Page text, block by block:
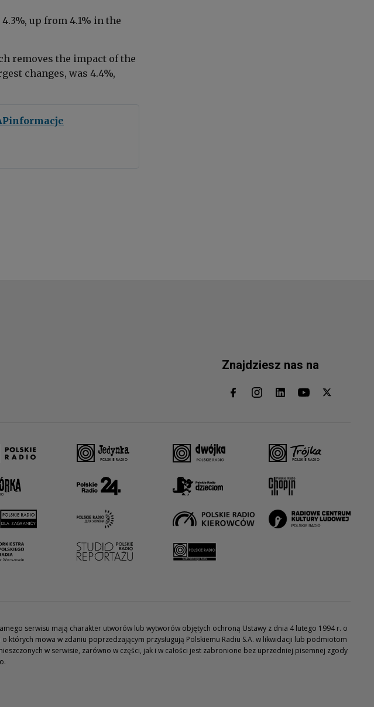
up from 4.1% in the
removes the impact of the
changes, was 4.4%,
Znajdziesz nas na
serwisu mają charakter utworów lub wytworów objętych ochroną Ustawy z dnia 4 lutego 1994 r. o
których mowa w zdaniu poprzedzającym przysługują Polskiemu Radiu S.A. w likwidacji lub podmiotom
w serwisie, zarówno w części, jak i w całości jest zabronione bez uprzedniej pisemnej zgody